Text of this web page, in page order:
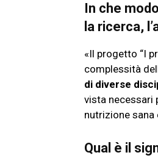
In che
la ricerca,
«Il progetto “I
complessità
di diverse
vista necessari
nutrizione sana
Qual è il